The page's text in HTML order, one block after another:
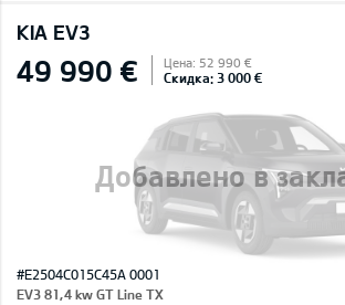
KIA EV3
Добавлено в
49 990 € Цена: 52 990 €
Скидка: 3 000 €
#E2504C015C45A 0001
EV3 81,4 kw GT Line TX